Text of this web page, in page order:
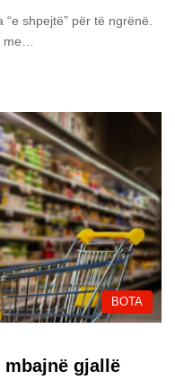
shpejtë” për të ngrënë.
BOTA
mbajnë gjallë